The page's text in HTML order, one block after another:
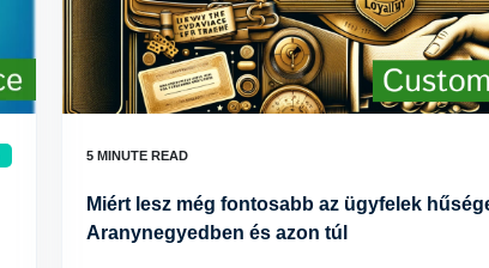
Miért lesz még fontosabb az ügyfelek
Aranynegyedben és azon túl